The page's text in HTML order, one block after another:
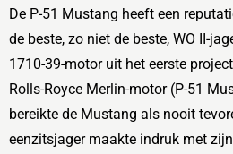
De P-51 Mustang heeft een
de beste, zo niet de beste, WO II-
1710-39-motor uit het eerste
Rolls-Royce Merlin-motor (P-51
bereikte de Mustang als nooit
eenzitsjager maakte indruk met